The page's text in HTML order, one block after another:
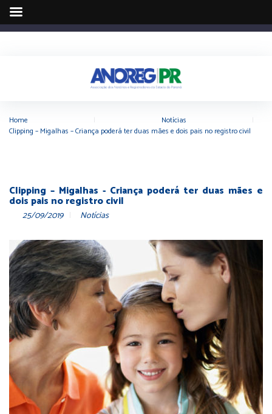
Home Notícias
Clipping – Migalhas – Criança poderá ter duas mães e dois pais no registro civil
Clipping – Migalhas - Criança poderá ter duas mães e
dois pais no registro civil
25/09/2019 Notícias